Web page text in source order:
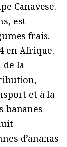
Canavese.
est
frais.
en Afrique.
de la
et à la
bananes
d’ananas